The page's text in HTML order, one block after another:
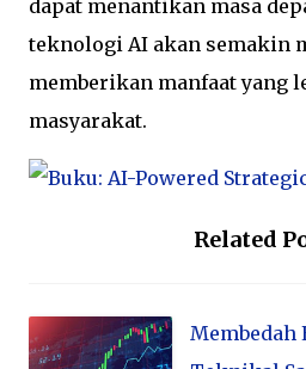
dapat menantikan masa
teknologi AI akan semakin
memberikan manfaat yang
masyarakat.
Related
Membedah